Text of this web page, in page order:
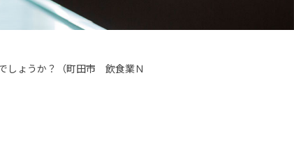
しょうか？（町田市 飲食業Ｎ